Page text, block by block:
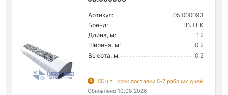
Артикул:
05.000093
Бренд:
HINTEK
Длина, м:
1.2
Ширина, м:
0.2
Высота, м:
0.2
55 шт., срок поставки 5-7 рабочих дней
Обновлено 10.08.2026